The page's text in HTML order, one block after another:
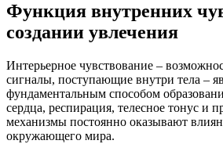
Функция внутренних
создании увлечения
Интерьерное чувствование –
сигналы, поступающие внутри тела –
фундаментальным способом
сердца, респирация, телесное тонус и
механизмы постоянно оказывают
окружающего мира.